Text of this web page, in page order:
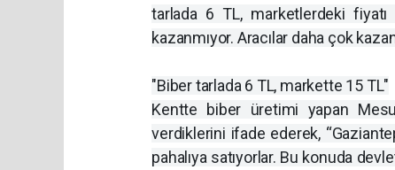
tarlada 6 TL, marketlerdeki
kazanmıyor. Aracılar daha çok
"Biber tarlada 6 TL, markette 15 TL"
Kentte biber üretimi yapan
verdiklerini ifade ederek,
pahalıya satıyorlar. Bu konuda